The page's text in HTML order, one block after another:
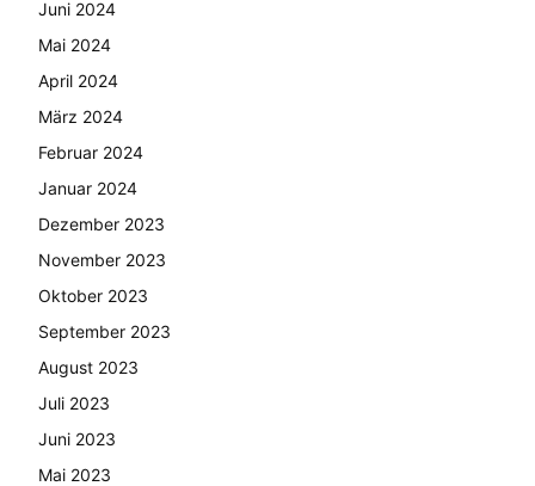
Juni 2024
Mai 2024
April 2024
März 2024
Februar 2024
Januar 2024
Dezember 2023
November 2023
Oktober 2023
September 2023
August 2023
Juli 2023
Juni 2023
Mai 2023